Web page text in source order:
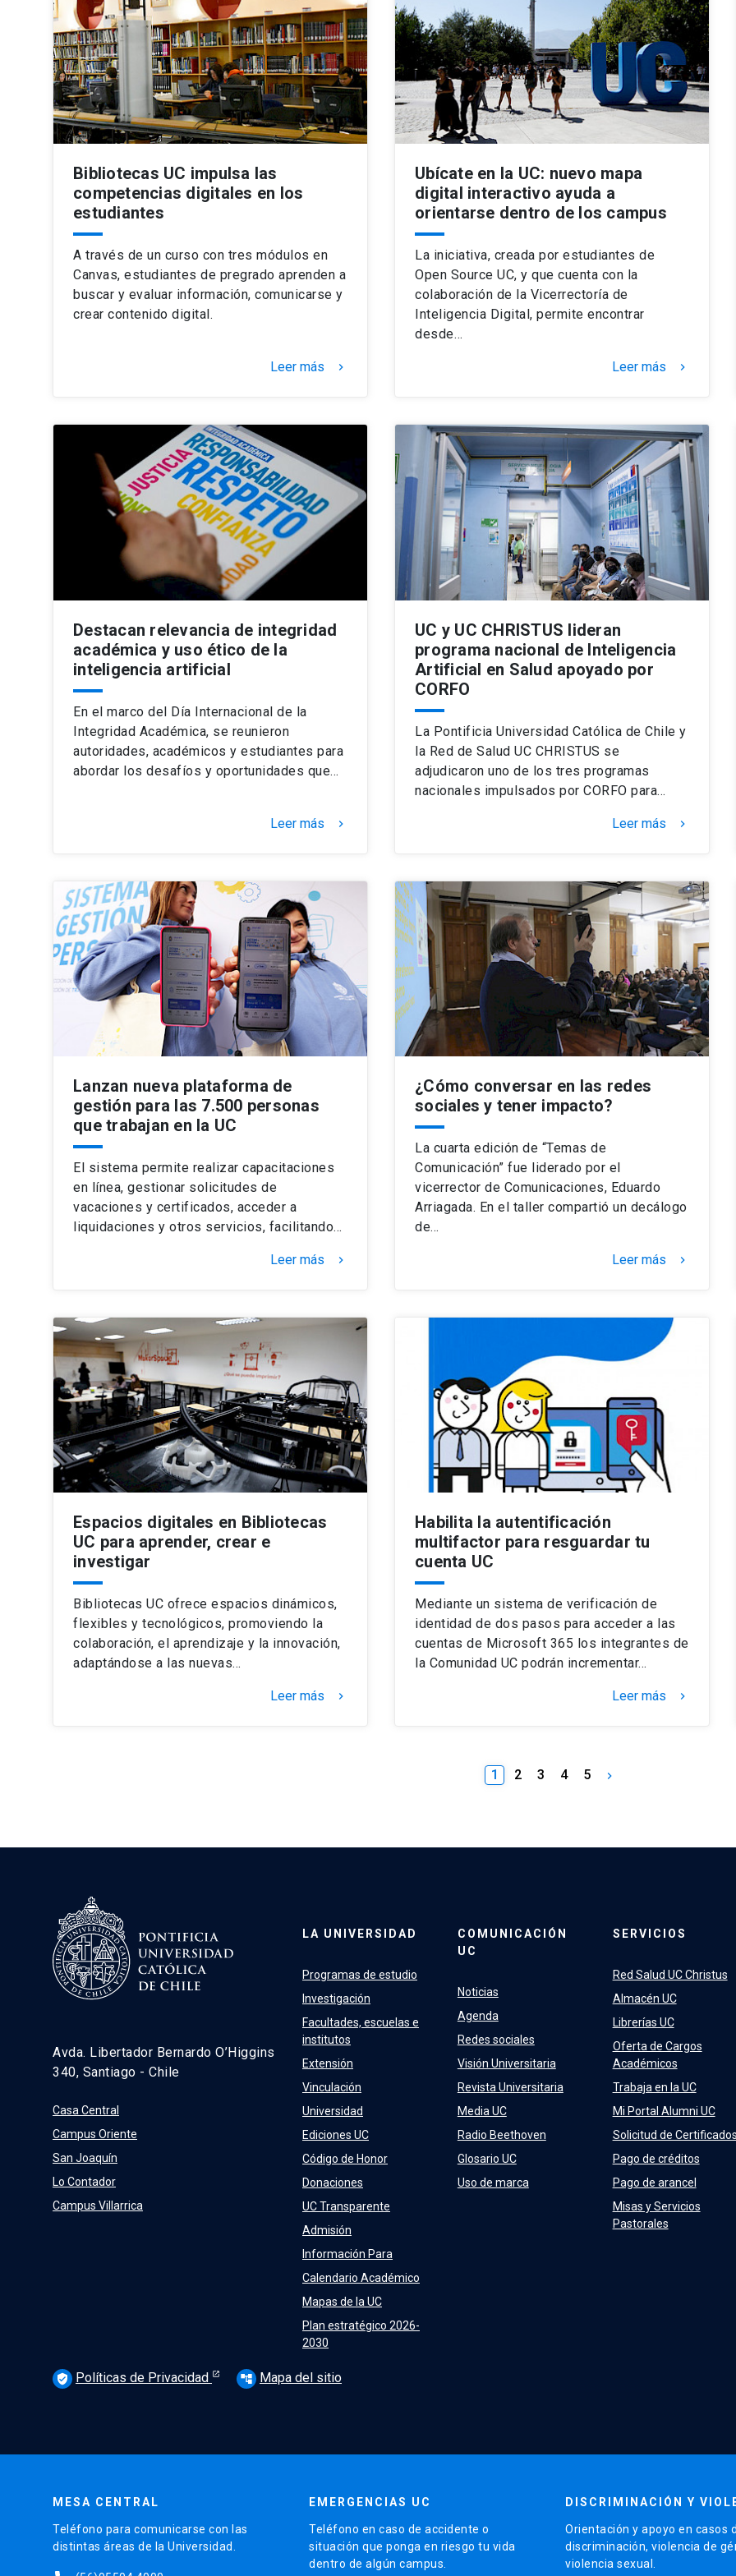
Bibliotecas UC impulsa las
competencias digitales en los
estudiantes
A través de un curso con tres módulos en
Canvas, estudiantes de pregrado aprenden a
buscar y evaluar información, comunicarse y
crear contenido digital.
Leer más keyboard_arrow_right
Ubícate en la UC: nuevo mapa
digital interactivo ayuda a
orientarse dentro de los campus
La iniciativa, creada por estudiantes de
Open Source UC, y que cuenta con la
colaboración de la Vicerrectoría de
Inteligencia Digital, permite encontrar
desde…
Leer más keyboard_arrow_right
Destacan relevancia de integridad
académica y uso ético de la
inteligencia artificial
En el marco del Día Internacional de la
Integridad Académica, se reunieron
autoridades, académicos y estudiantes para
abordar los desafíos y oportunidades que…
Leer más keyboard_arrow_right
UC y UC CHRISTUS lideran
programa nacional de Inteligencia
Artificial en Salud apoyado por
CORFO
La Pontificia Universidad Católica de Chile y
la Red de Salud UC CHRISTUS se
adjudicaron uno de los tres programas
nacionales impulsados por CORFO para…
Leer más keyboard_arrow_right
Lanzan nueva plataforma de
gestión para las 7.500 personas
que trabajan en la UC
El sistema permite realizar capacitaciones
en línea, gestionar solicitudes de
vacaciones y certificados, acceder a
liquidaciones y otros servicios, facilitando…
Leer más keyboard_arrow_right
¿Cómo conversar en las redes
sociales y tener impacto?
La cuarta edición de “Temas de
Comunicación” fue liderado por el
vicerrector de Comunicaciones, Eduardo
Arriagada. En el taller compartió un decálogo
de…
Leer más keyboard_arrow_right
Espacios digitales en Bibliotecas
UC para aprender, crear e
investigar
Bibliotecas UC ofrece espacios dinámicos,
flexibles y tecnológicos, promoviendo la
colaboración, el aprendizaje y la innovación,
adaptándose a las nuevas…
Leer más keyboard_arrow_right
Habilita la autentificación
multifactor para resguardar tu
cuenta UC
Mediante un sistema de verificación de
identidad de dos pasos para acceder a las
cuentas de Microsoft 365 los integrantes de
la Comunidad UC podrán incrementar…
Leer más keyboard_arrow_right
1 2 3 4 5 keyboard_arrow_right
Avda. Libertador Bernardo O’Higgins
340, Santiago - Chile
Casa Central
Campus Oriente
San Joaquín
Lo Contador
Campus Villarrica
LA UNIVERSIDAD
Programas de estudio
Investigación
Facultades, escuelas e
institutos
Extensión
Vinculación
Universidad
Ediciones UC
Código de Honor
Donaciones
UC Transparente
Admisión
Información Para
Calendario Académico
Mapas de la UC
Plan estratégico 2026-
2030
COMUNICACIÓN
UC
Noticias
Agenda
Redes sociales
Visión Universitaria
Revista Universitaria
Media UC
Radio Beethoven
Glosario UC
Uso de marca
SERVICIOS
Red Salud UC Christus
Almacén UC
Librerías UC
Oferta de Cargos
Académicos
Trabaja en la UC
Mi Portal Alumni UC
Solicitud de Certificados
Pago de créditos
Pago de arancel
Misas y Servicios
Pastorales
verified_user Políticas de Privacidad account_tree Mapa del sitio
MESA CENTRAL
Teléfono para comunicarse con las
distintas áreas de la Universidad.
EMERGENCIAS UC
Teléfono en caso de accidente o
situación que ponga en riesgo tu vida
dentro de algún campus.
DISCRIMINACIÓN Y
Orientación y apoyo en casos
discriminación, violencia de
violencia sexual.